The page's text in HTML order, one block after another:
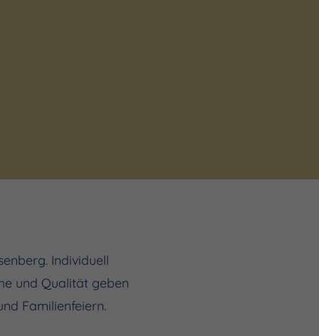
Individuell
und Qualität geben
Familienfeiern.